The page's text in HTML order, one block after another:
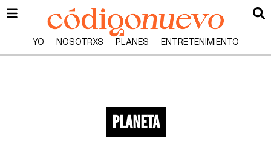
YO NOSOTRXS PLANES ENTRETENIMIENTO
planeta